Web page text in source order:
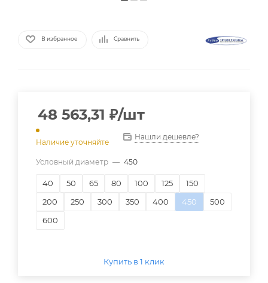
В избранное Сравнить
48 563,31 ₽/шт
Наличие уточняйте
Нашли дешевле?
Условный диаметр — 450
40 50 65 80 100 125
150
200
250 300 350 400 450
500
600
Купить в 1 клик